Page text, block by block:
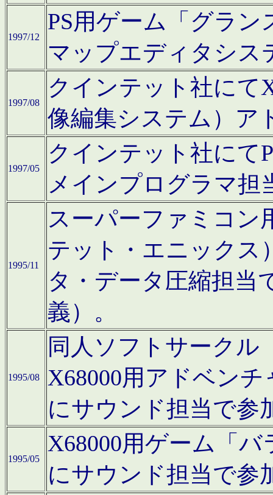
1997/12
PS用ゲーム「グラン
マップエディタシス
1997/08
クインテット社にて
像編集システム）ア
1997/05
クインテット社にて
メインプログラマ担
1995/11
スーパーファミコン
テット・エニックス
タ・データ圧縮担当
義）。
1995/08
同人ソフトサークル
X68000用アドベン
にサウンド担当で参
1995/05
X68000用ゲーム「
にサウンド担当で参